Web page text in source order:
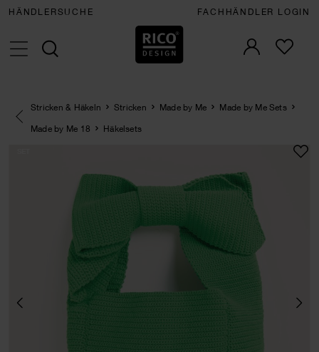
HÄNDLERSUCHE FACHHÄNDLER LOGIN
Eine Kategorie zurück navigieren
Stricken & Häkeln Stricken Made by Me
Made by Me Sets
Made by Me 18
Häkelsets